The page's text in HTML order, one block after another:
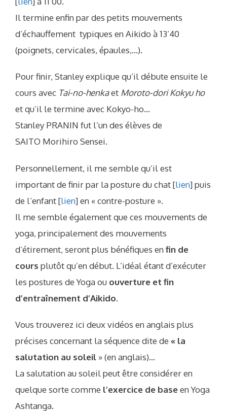
Il termine enfin par des petits mouvements
d’échauffement typiques en Aikido à 13’40
(poignets, cervicales, épaules,…).
Pour finir, Stanley explique qu’il débute ensuite le
cours avec Tai-no-henkaet Moroto-dori Kokyu ho
et qu’il le termine avec Kokyo-ho…
Stanley PRANIN fut l’un des élèves de
SAITO Morihiro Sensei.
Personnellement, il me semble qu’il est
important de finir par la posture du chat [lien] puis
de l’enfant [lien] en « contre-posture ».
Il me semble également que ces mouvements de
yoga, principalement des mouvements
d’étirement, seront plus bénéfiques enfin de
cours plutôt qu’en début. L’idéal étant d’exécuter
les postures de Yoga ou ouverture et fin
d’entraînement d’Aikido.
Vous trouverez ici deux vidéos en anglais plus
précises concernant la séquence dite de « la
salutation au soleil » (en anglais)…
La salutation au soleil peut être considérer en
quelque sorte comme l’exercice de baseen Yoga
Ashtanga.